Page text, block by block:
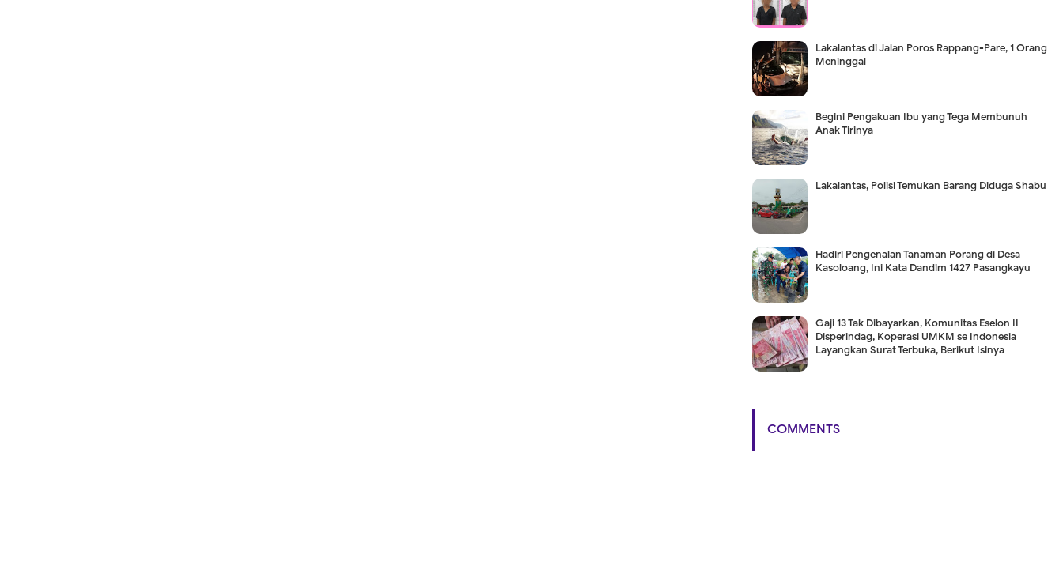
Lakalantas di Jalan Poros Rappang-Pare, 1 Orang
Meninggal
Begini Pengakuan Ibu yang Tega Membunuh
Anak Tirinya
Lakalantas, Polisi Temukan Barang Diduga Shabu
Hadiri Pengenalan Tanaman Porang di Desa
Kasoloang, Ini Kata Dandim 1427 Pasangkayu
Gaji 13 Tak Dibayarkan, Komunitas Eselon II
Disperindag, Koperasi UMKM se Indonesia
Layangkan Surat Terbuka, Berikut Isinya
COMMENTS